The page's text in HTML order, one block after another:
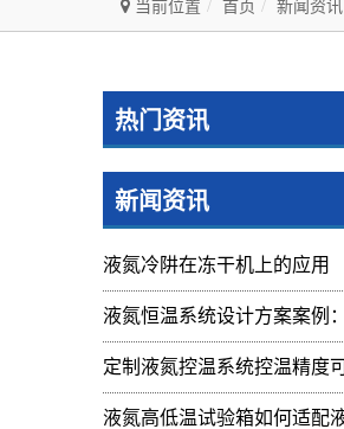
当前位置 首页 新闻资讯
热门资讯
新闻资讯
液氮冷阱在冻干机上的应用